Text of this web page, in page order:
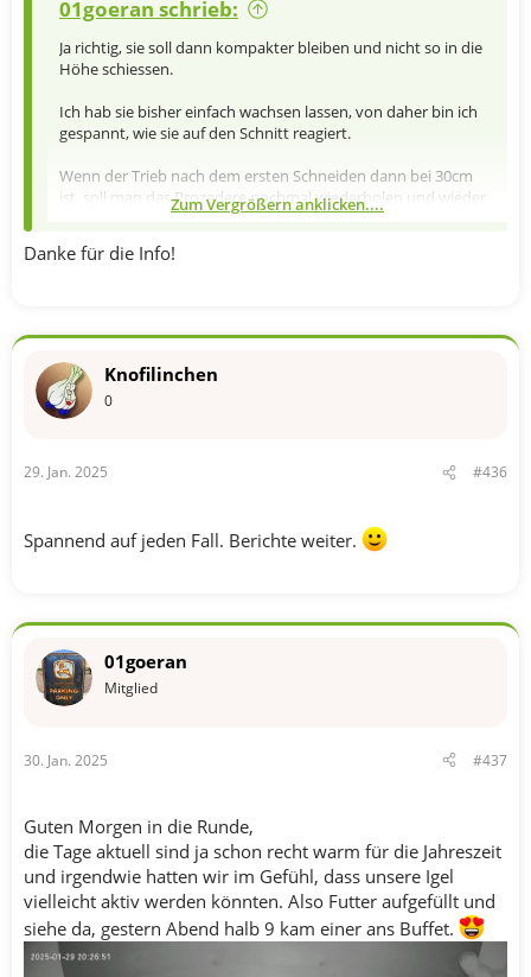
01goeran schrieb:
Ja richtig, sie soll dann kompakter bleiben und nicht so in die
Höhe schiessen.
Ich hab sie bisher einfach wachsen lassen, von daher bin ich
gespannt, wie sie auf den Schnitt reagiert.
Wenn der Trieb nach dem ersten Schneiden dann bei 30cm
ist, soll man das Prozedere nochmal wiederholen und wieder
auf die Hälfte kürzen.
Zum Vergrößern anklicken....
Danke für die Info!
Knofilinchen
0
29. Jan. 2025 #436
Spannend auf jeden Fall. Berichte weiter.
01goeran
Mitglied
30. Jan. 2025 #437
Guten Morgen in die Runde,
die Tage aktuell sind ja schon recht warm für die Jahreszeit
und irgendwie hatten wir im Gefühl, dass unsere Igel
vielleicht aktiv werden könnten. Also Futter aufgefüllt und
siehe da, gestern Abend halb 9 kam einer ans Buffet.